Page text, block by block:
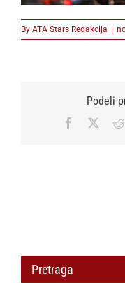
By ATA Stars Redakcija |
Podeli
Facebook
Pretraga